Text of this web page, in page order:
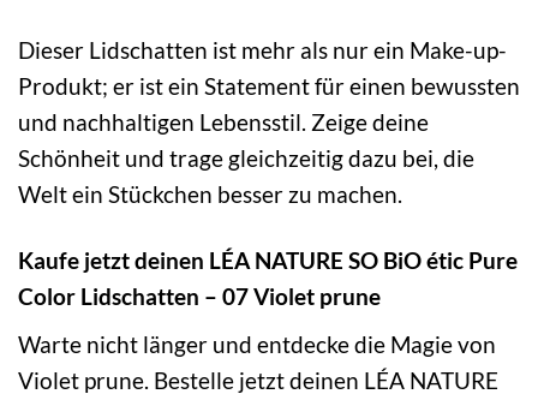
Dieser Lidschatten ist mehr als nur ein Make-up-
Produkt; er ist ein Statement für einen bewussten
und nachhaltigen Lebensstil. Zeige deine
Schönheit und trage gleichzeitig dazu bei, die
Welt ein Stückchen besser zu machen.
Kaufe jetzt deinen LÉA NATURE SO BiO étic Pure
Color Lidschatten – 07 Violet prune
Warte nicht länger und entdecke die Magie von
Violet prune. Bestelle jetzt deinen LÉA NATURE